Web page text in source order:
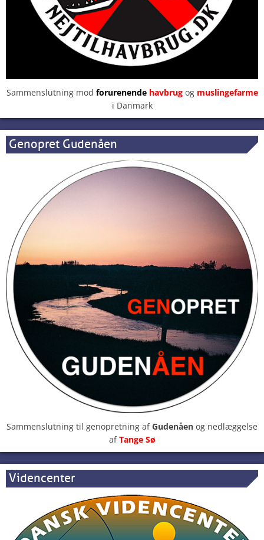
Sammenslutning mod forurenendehavbrugog muslingefarme
i Danmark
Genopret Gudenåen
Sammenslutning til genopretning afGudenåen og nedlæggelse
afTange Sø
Videncenter